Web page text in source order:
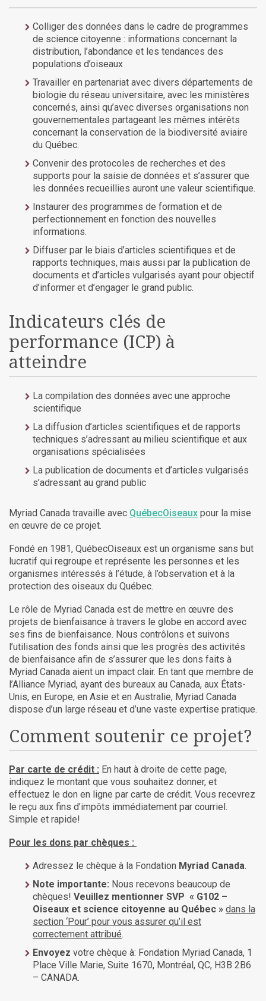
Colliger des données dans le cadre de programmes
de science citoyenne : informations concernant la
distribution, l’abondance et les tendances des
populations d’oiseaux
Travailler en partenariat avec divers départements de
biologie du réseau universitaire, avec les ministères
concernés, ainsi qu’avec diverses organisations non
gouvernementales partageant les mêmes intérêts
concernant la conservation de la biodiversité aviaire
du Québec.
Convenir des protocoles de recherches et des
supports pour la saisie de données et s’assurer que
les données recueillies auront une valeur scientifique.
Instaurer des programmes de formation et de
perfectionnement en fonction des nouvelles
informations.
Diffuser par le biais d’articles scientifiques et de
rapports techniques, mais aussi par la publication de
documents et d’articles vulgarisés ayant pour objectif
d’informer et d’engager le grand public.
Indicateurs clés de
performance (ICP) à
atteindre
La compilation des données avec une approche
scientifique
La diffusion d’articles scientifiques et de rapports
techniques s’adressant au milieu scientifique et aux
organisations spécialisées
La publication de documents et d’articles vulgarisés
s’adressant au grand public
Myriad Canada travaille avec QuébecOiseaux pour la mise
en œuvre de ce projet.
Fondé en 1981, QuébecOiseaux est un organisme sans but
lucratif qui regroupe et représente les personnes et les
organismes intéressés à l’étude, à l’observation et à la
protection des oiseaux du Québec.
Le rôle de Myriad Canada est de mettre en œuvre des
projets de bienfaisance à travers le globe en accord avec
ses fins de bienfaisance. Nous contrôlons et suivons
l’utilisation des fonds ainsi que les progrès des activités
de bienfaisance afin de s’assurer que les dons faits à
Myriad Canada aient un impact clair. En tant que membre de
l’Alliance Myriad, ayant des bureaux au Canada, aux États-
Unis, en Europe, en Asie et en Australie, Myriad Canada
dispose d’un large réseau et d’une vaste expertise pratique.
Comment soutenir ce projet?
Par carte de crédit : En haut à droite de cette page,
indiquez le montant que vous souhaitez donner, et
effectuez le don en ligne par carte de crédit. Vous recevrez
le reçu aux fins d’impôts immédiatement par courriel.
Simple et rapide!
Pour les dons par chèques :
Adressez le chèque à la Fondation Myriad Canada.
Note importante: Nous recevons beaucoup de
chèques! Veuillez mentionner SVP « G102 –
Oiseaux et science citoyenne au Québec » dans la
section ‘Pour’ pour vous assurer qu’il est
correctement attribué.
Envoyez votre chèque à: Fondation Myriad Canada, 1
Place Ville Marie, Suite 1670, Montréal, QC, H3B 2B6
– CANADA.